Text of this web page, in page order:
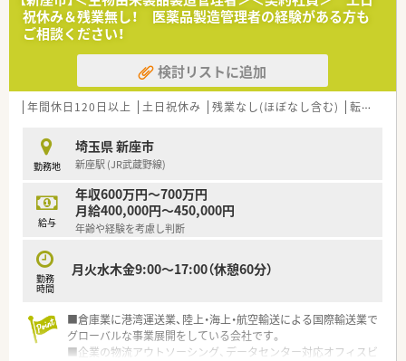
■社内試験に通過することで正社員としてもご勤務可能です。
■未経験OK！企業経験は不問ですが、業務上では簡単なPC入力
がありますので、word・Excel等の操作が可能な方お待ちしてお
ります。
祝休み＆残業無し！ 医薬品製造管理者の経験がある方も
ご相談ください！
検討リストに追加
年間休日120日以上 土日祝休み 残業なし(ほぼなし含む) 転勤なし
勤務地
埼玉県 新座市
新座駅 (JR武蔵野線)
給与
年収600万円～700万円
月給400,000円～450,000円
年齢や経験を考慮し判断
勤務
時間
月火水木金9:00～17:00（休憩60分）
■倉庫業に港湾運送業、陸上・海上・航空輸送による国際輸送業で
グローバルな事業展開をしている会社です。
■企業の物流アウトソーシング、データセンター対応オフィスビ